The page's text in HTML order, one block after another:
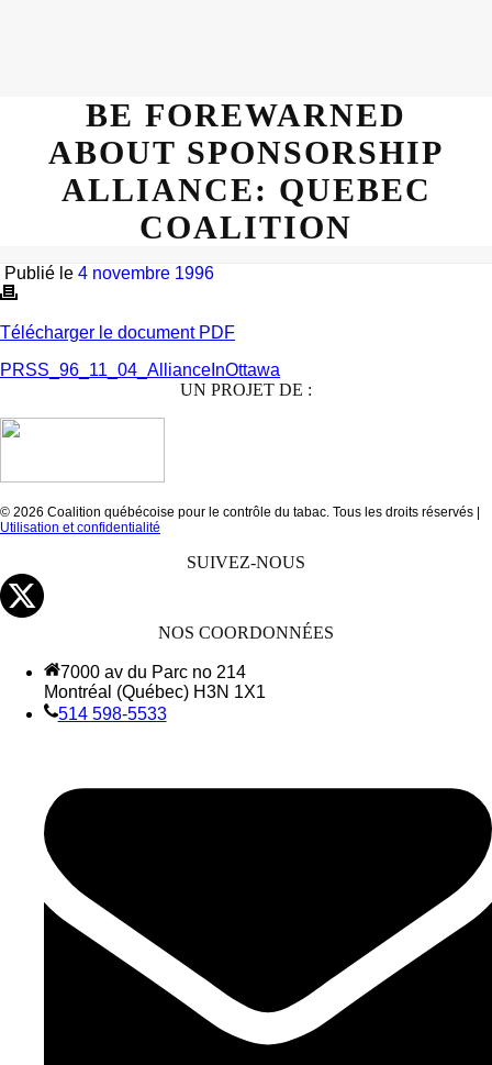
BE FOREWARNED
ABOUT SPONSORSHIP
ALLIANCE: QUEBEC
COALITION
Publié le 4 novembre 1996
Télécharger le document PDF
PRSS_96_11_04_AllianceInOttawa
UN PROJET DE :
© 2026 Coalition québécoise pour le contrôle du tabac. Tous les droits réservés |
Utilisation et confidentialité
SUIVEZ-NOUS
NOS COORDONNÉES
7000 av du Parc no 214
Montréal (Québec) H3N 1X1
514 598-5533